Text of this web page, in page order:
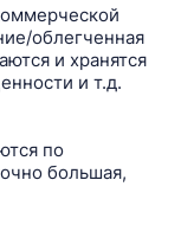
облегченная
и хранятся
и т.д.
по
большая,